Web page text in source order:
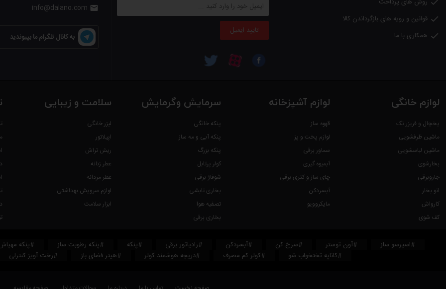
 قوانین و رویه های بازگرداندن کالا
 همکاری با ما تایید ایمیل

به کانال تلگرام ما بپیوندید
لوازم خانگی
یخچال و فریزر تک
ماشین ظرفشویی
ماشین لباسشویی
بخارشوی
جاروبرقی
اتو بخار
کارواش
کف شوی
لوازم آشپزخانه
قهوه ساز
لوازم پخت و پز
سماور برقی
آبمیوه گیری
چای ساز و کتری برقی
آبسردکن
مایکروویو
سرمایش وگرمایش
پنکه خانگی
پنکه آبی و مه ساز
پنکه بزرگ
کولر پرتابل
شوفاژ برقی
بخاری تابشی
تصفیه هوا
بخاری برقی
سلامت و زیبایی
لیزر خانگی
اپیلاتور
ریش تراش
عطر زنانه
عطر مردانه
لوازم سرویش بهداشتی
ابزار سلامت
#اسپرسو ساز #آون توستر #سرخ کن #آبسردکن #رادیاتور برقی #پنکه #پنکه رطوبت ساز
#پنکه
#کاناپه تختخواب شو
#کولر کم مصرف #دریچه هوشمند کولر #هیتر فضای باز #رخت آویز کنترلی